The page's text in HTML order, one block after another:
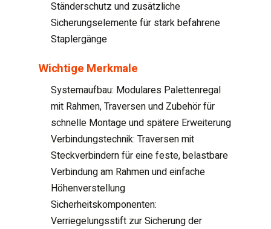
Ständerschutz und zusätzliche
Sicherungselemente für stark befahrene
Staplergänge
Wichtige Merkmale
Systemaufbau: Modulares Palettenregal
mit Rahmen, Traversen und Zubehör für
schnelle Montage und spätere Erweiterung
Verbindungstechnik: Traversen mit
Steckverbindern für eine feste, belastbare
Verbindung am Rahmen und einfache
Höhenverstellung
Sicherheitskomponenten:
Verriegelungsstift zur Sicherung der